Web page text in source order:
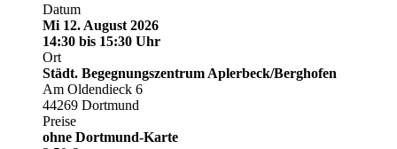
Datum
Mi 12. August 2026
14:30 bis 15:30 Uhr
Ort
Städt. Begegnungszentrum Aplerbeck/Berghofen
Am Oldendieck 6
44269 Dortmund
Preise
ohne Dortmund-Karte